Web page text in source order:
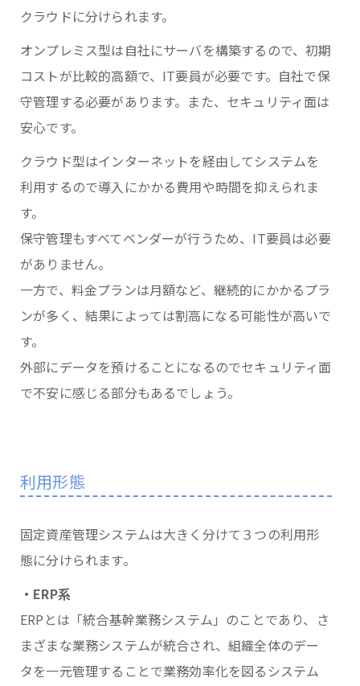
クラウドに分けられます。
オンプレミス型は自社にサーバを構築するので、初期
コストが比較的高額で、IT要員が必要です。自社で保
守管理する必要があります。また、セキュリティ面は
安心です。
クラウド型はインターネットを経由してシステムを
利用するので導入にかかる費用や時間を抑えられま
す。
保守管理もすべてベンダーが行うため、IT要員は必要
がありません。
一方で、料金プランは月額など、継続的にかかるプラ
ンが多く、結果によっては割高になる可能性が高いで
す。
外部にデータを預けることになるのでセキュリティ面
で不安に感じる部分もあるでしょう。
利用形態
固定資産管理システムは大きく分けて３つの利用形
態に分けられます。
・ERP系
ERPとは「統合基幹業務システム」のことであり、さ
まざまな業務システムが統合され、組織全体のデー
タを一元管理することで業務効率化を図るシステム